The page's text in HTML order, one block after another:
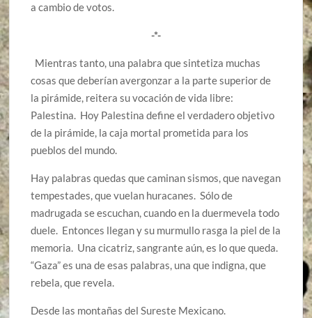
a cambio de votos.
-*-
Mientras tanto, una palabra que sintetiza muchas
cosas que deberían avergonzar a la parte superior de
la pirámide, reitera su vocación de vida libre:
Palestina. Hoy Palestina define el verdadero objetivo
de la pirámide, la caja mortal prometida para los
pueblos del mundo.
Hay palabras quedas que caminan sismos, que navegan
tempestades, que vuelan huracanes. Sólo de
madrugada se escuchan, cuando en la duermevela todo
duele. Entonces llegan y su murmullo rasga la piel de la
memoria. Una cicatriz, sangrante aún, es lo que queda.
“Gaza” es una de esas palabras, una que indigna, que
rebela, que revela.
Desde las montañas del Sureste Mexicano.